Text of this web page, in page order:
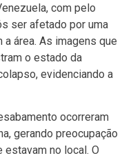
com pelo
ser afetado por uma
área. As imagens que
o estado da
evidenciando a
ocorreram
gerando preocupação
no local. O